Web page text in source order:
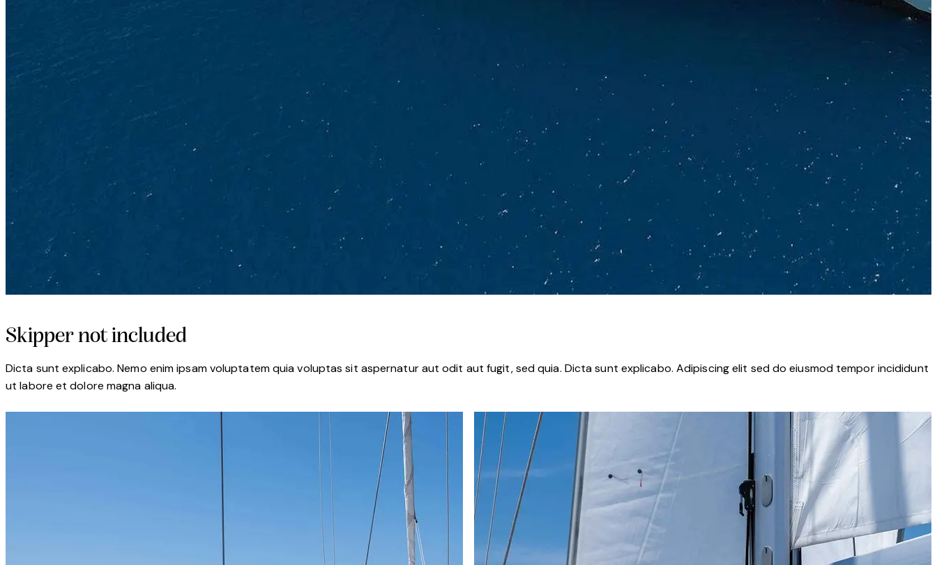
Skipper not included
Dicta sunt explicabo. Nemo enim ipsam voluptatem quia voluptas sit aspernatur aut odit aut fugit, sed quia. Dicta sunt explicabo. Adipiscing elit sed do eiusmod tempor incididunt
ut labore et dolore magna aliqua.